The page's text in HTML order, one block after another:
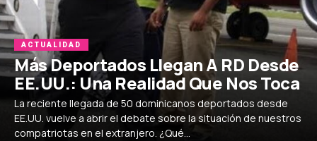
ACTUALIDAD
Más Deportados Llegan A RD Desde
EE.UU.: Una Realidad Que Nos Toca
La reciente llegada de 50 dominicanos deportados desde
EE.UU. vuelve a abrir el debate sobre la situación de nuestros
compatriotas en el extranjero. ¿Qué...